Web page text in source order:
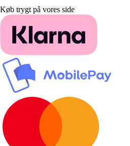
Køb trygt på vores side